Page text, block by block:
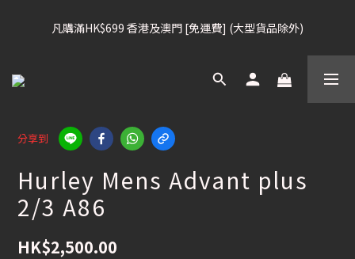
凡購滿HK$699 香港及澳門 [免運費] (大型貨品除外)
凡購滿HK$699 香港及澳門 [免運費] (大型貨品除外)
滑雪板, 固定器, 滑雪靴, 護目鏡 頭盔 , 85折
Etc , 75折
凡購滿HK$699 香港及澳門 [免運費] (大型貨品除外)
分享到
Hurley Mens Advant plus
2/3 A86
HK$2,500.00